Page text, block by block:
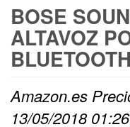
BOSE
ALTAVOZ
Amazon.es
13/05/2018